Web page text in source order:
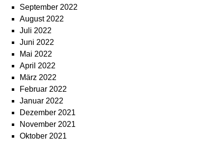
September 2022
August 2022
Juli 2022
Juni 2022
Mai 2022
April 2022
März 2022
Februar 2022
Januar 2022
Dezember 2021
November 2021
Oktober 2021